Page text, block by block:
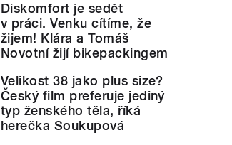
Diskomfort je sedět
v práci. Venku cítíme, že
žijem! Klára a Tomáš
Novotní žijí bikepackingem
Velikost 38 jako plus size?
Český film preferuje jediný
typ ženského těla, říká
herečka Soukupová